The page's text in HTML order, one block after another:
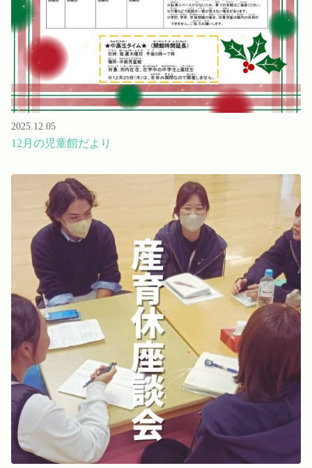
2025.12.05
12月の児童館だより